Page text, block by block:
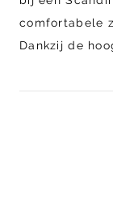
comfortabele
Dankzij de
een moderne